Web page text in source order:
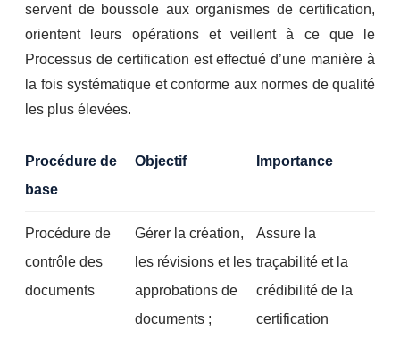
servent de boussole aux organismes de certification,
orientent leurs opérations et veillent à ce que le
Processus de certification est effectué d’une manière à
la fois systématique et conforme aux normes de qualité
les plus élevées.
Procédure de
base
Objectif Importance
Procédure de
contrôle des
documents
Gérer la création,
les révisions et les
approbations de
documents ;
Assure la
traçabilité et la
crédibilité de la
certification